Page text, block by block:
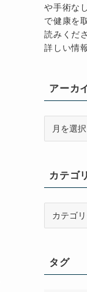
や手術な
で健康を
読みくだ
詳しい情
アーカ
ブカテゴ
ータグ